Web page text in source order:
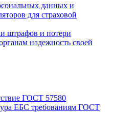
данных и
для страховой
штрафов и потери
надежность своей
ГОСТ 57580
ЕБС требованиям ГОСТ